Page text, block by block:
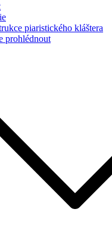
piaristického kláštera
prohlédnout